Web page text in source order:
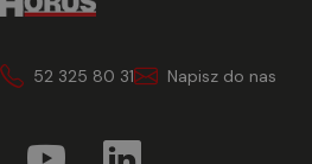
52 325 80 31 Napisz do nas